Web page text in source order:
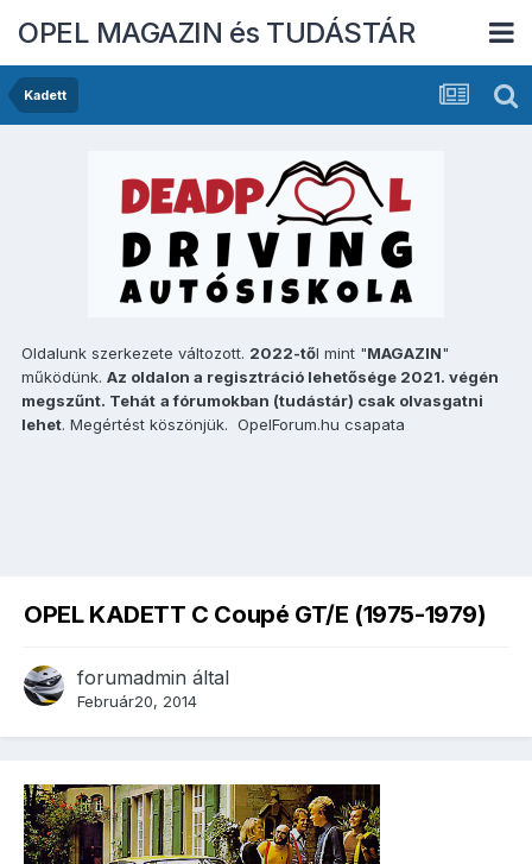
OPEL MAGAZIN és TUDÁSTÁR
Kadett
Oldalunk szerkezete változott. 2022-től mint "MAGAZIN"
működünk. Az oldalon a regisztráció lehetősége 2021. végén
megszűnt. Tehát a fórumokban (tudástár) csak olvasgatni
lehet. Megértést köszönjük. OpelForum.hu csapata
OPEL KADETT C Coupé GT/E (1975-1979)
forumadmin által
Február20, 2014